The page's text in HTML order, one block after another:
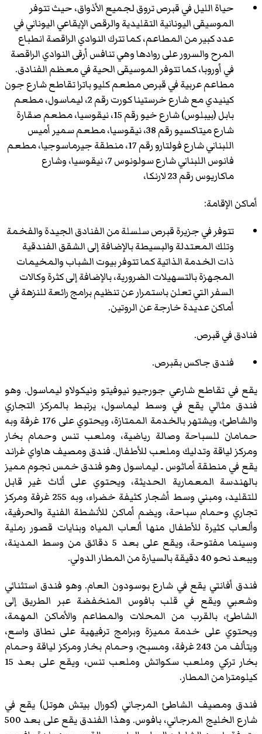
حياة الليل في قبرص تروق لجميع الأذواق، حيث تتوفر
الموسيقى اليونانية التقليدية والرقص الإيقاعي اليوناني في
عدد كبير من المطاعم، كما تترك النوادي الراقصة انطباع
المرح والسرور على روادها وهي تنافس أرقى النوادي الراقصة
في أوروبا، كما تتوفر الموسيقى الحية في معظم الفنادق.
مطاعم عربية في قبرص مطعم كليو باترا تقاطع شارع جون
كينيدي مع شارع خرستينا كورت رقم 2، ليماسول، مطعم
بابل (بيبلوس) شارع خيو رقم 15، نيقوسيا، مطعم صقارة
شارع ميتاكسيو رقم 38، نيقوسيا، مطعم سمير أميس
اللبناني شارع فولتارو رقم 17، منطقة جيرماسوجيا، مطعم
فانوس اللبناني شارع سولونوس 7، نيقوسيا، وشارع
ماكاريوس رقم 23 لارنكا،
أماكن الإقامة:
تتوفر في جزيرة قبرص سلسلة من الفنادق الجيدة والفخمة
وتلك المعتدلة والبسيطة بالإضافة إلى الشقق الفندقية
ذات الخدمة الذاتية كما تتوفر بيوت الشباب والمخيمات
المجهزة بالتسهيلات الضرورية، بالإضافة إلى كثرة وكالات
السفر التي تعلن باستمرار عن تنظيم برامج رائعة للنزهة في
أماكن عديدة خارجة عن الروتين.
فنادق في قبرص.
فندق جاكس بقبرص.
يقع في تقاطع شارعي جورجيو نيوفيتو ونيكولاو ليماسول. وهو
فندق مثالي يقع في وسط ليماسول، يرتبط بالمركز التجاري
والشاطئ، ويشتهر بالخدمة الممتازة، ويحتوي على 176 غرفة وبه
حمامان للسباحة وصالة رياضية، وملعب تنس وحمام بخار
ومركز لياقة وتدليك وملعب للأطفال. فندق ومصيف هاواي غراند
يقع في منطقة أماثوس ـ ليماسول وهو فندق خمس نجوم مميز
بالهندسة المعمارية الحديثة، ويحتوي على أثاث غير قابل
للتقليد، ومبني وسط أشجار كثيفة خضراء، وبه 255 غرفة ومركز
تجاري وحمام سباحة، ويضم أماكن للأنشطة الفنية والحرفية،
وألعاب كثيرة للأطفال منها ألعاب المياه وبنايات قصور رملية
وسينما مفتوحة، ويقع على بعد 5 دقائق من وسط المدينة،
ويبعد نحو 40 دقيقة بالسيارة من المطار الدولي.
فندق أفانتي يقع في شارع بوسودون العام. وهو فندق استثنائي
وشعبي ويقع في قلب بافوس المنخفضة عبر الطريق إلى
الشاطئ، بالقرب من المحلات والمطاعم والأماكن المهمة،
ويحتوي على خدمة مميزة وبرامج ترفيهية على نطاق واسع،
ويتألف من 243 غرفة، ومسبح، وحمام بخار ومركز لياقة وحمام
بخار تركي وملعب سكواتش وملعب تنس، ويقع على بعد 15
كيلومترا من المطار.
فندق ومصيف الشاطئ المرجاني (كورال بيتش هوتل) يقع في
شارع الخليج المرجاني، بافوس. وهذا الفندق يقع على بعد 500